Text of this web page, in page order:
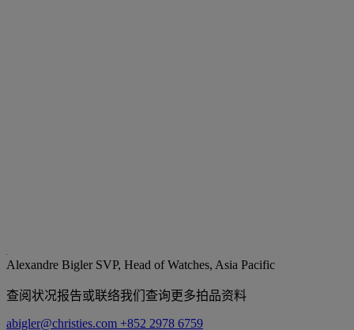
Alexandre Bigler SVP, Head of Watches, Asia Pacific
查阅状况报告或联络我们查询更多拍品资料
abigler@christies.com +852 2978 6759